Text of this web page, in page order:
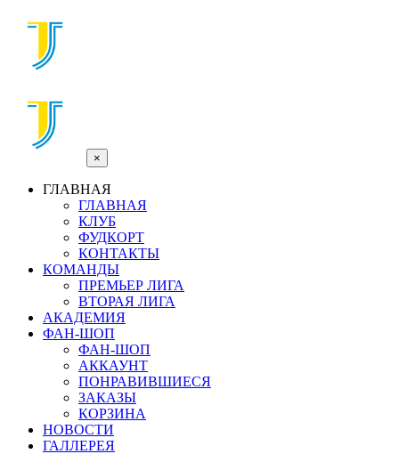
×
ГЛАВНАЯ
ГЛАВНАЯ
КЛУБ
ФУДКОРТ
КОНТАКТЫ
КОМАНДЫ
ПРЕМЬЕР ЛИГА
ВТОРАЯ ЛИГА
АКАДЕМИЯ
ФАН-ШОП
ФАН-ШОП
АККАУНТ
ПОНРАВИВШИЕСЯ
ЗАКАЗЫ
КОРЗИНА
НОВОСТИ
ГАЛЛЕРЕЯ